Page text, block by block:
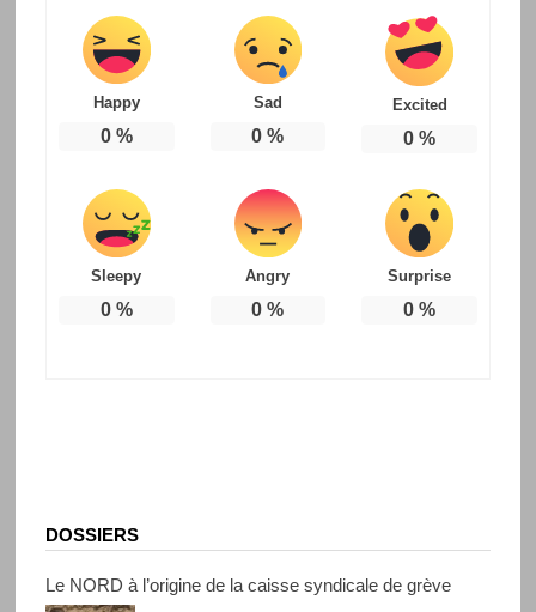
Happy
0%
Sad
0 %
Excited
0 %
Sleepy
0%
Angry
0 %
Surprise
0 %
DOSSIERS
Le NORD à l’origine de la caisse syndicale de grève